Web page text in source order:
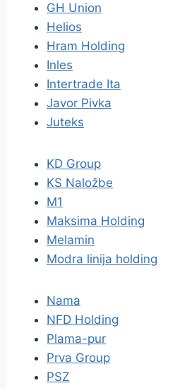
GH Union
Helios
Hram Holding
Inles
Intertrade Ita
Javor Pivka
Juteks
KD Group
KS Naložbe
M1
Maksima Holding
Melamin
Modra linija holding
Nama
NFD Holding
Plama-pur
Prva Group
PSZ